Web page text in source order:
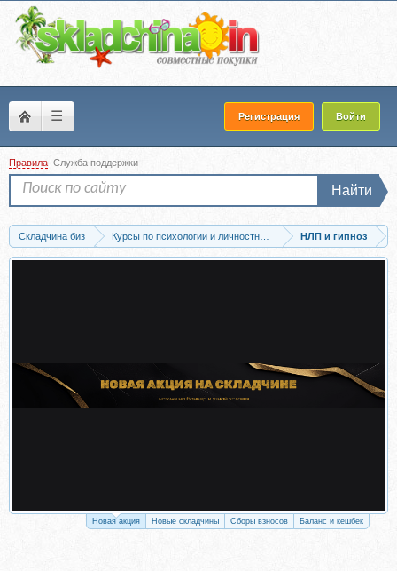
☰ Регистрация Войти
Правила Служба поддержки
Найти
Складчина биз Курсы по психологии и личностному развитиюНЛП и гипноз
Скачать Сбрось защитный вес! (Елена Вальяк)
Новая акция Новые складчины Сборы взносов Баланс и кешбек